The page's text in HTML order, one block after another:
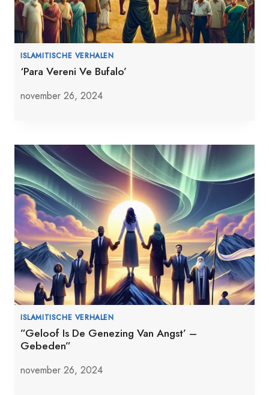
ISLAMITISCHE VERHALEN
‘Para Vereni Ve Bufalo’
november 26, 2024
ISLAMITISCHE VERHALEN
”Geloof Is De Genezing Van Angst’ –
Gebeden”
november 26, 2024